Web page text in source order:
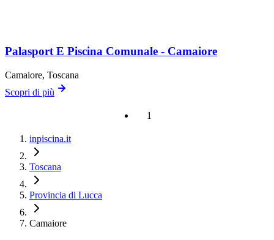
Palasport E Piscina Comunale - Camaiore
Camaiore, Toscana
Scopri di più
1
inpiscina.it
Toscana
Provincia di Lucca
Camaiore